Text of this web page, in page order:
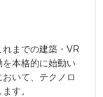
までの建築・VR
本格的に始動い
いて、テクノロ
す。